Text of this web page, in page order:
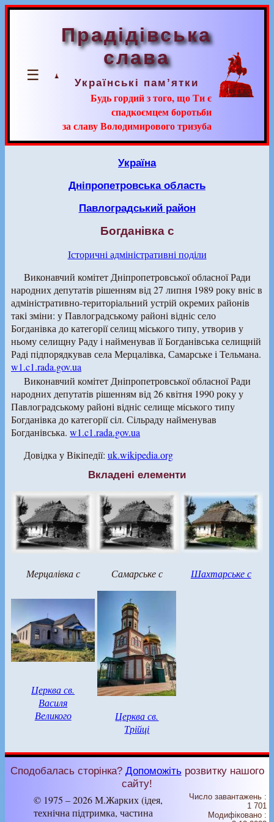
☰
Прадідівська
слава
Українські пам’ятки
Будь гордий з того, що Ти є
спадкоємцем боротьби
за славу Володимирового тризуба
Україна
Дніпропетровська область
Павлоградський район
Богданівка с
Історичні адміністративні поділи
Виконавчий комітет Дніпропетровської обласної Ради
народних депутатів рішенням від 27 липня 1989 року вніс в
адміністративно-територіальний устрій окремих районів
такі зміни: у Павлоградському районі відніс село
Богданівка до категорії селищ міського типу, утворив у
ньому селищну Раду і найменував її Богданівська селищній
Раді підпорядкував села Мерцалівка, Самарське і Тельмана.
w1.c1.rada.gov.ua
Виконавчий комітет Дніпропетровської обласної Ради
народних депутатів рішенням від 26 квітня 1990 року у
Павлоградському районі відніс селище міського типу
Богданівка до категорії сіл. Сільраду найменував
Богданівська. w1.c1.rada.gov.ua
Довідка у Вікіпедії: uk.wikipedia.org
Вкладені елементи
Мерцалівка с Самарське с Шахтарське с
Церква св.
Василя
Великого
Церква св.
Трійці
Сподобалась сторінка? Допоможіть розвитку нашого
сайту!
© 1975 – 2026 М.Жарких (ідея,
технічна підтримка, частина
Число завантажень :
1 701
Модифіковано :